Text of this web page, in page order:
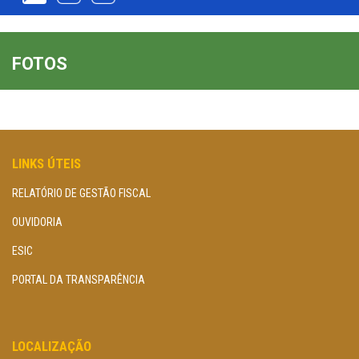
FOTOS
LINKS ÚTEIS
RELATÓRIO DE GESTÃO FISCAL
OUVIDORIA
ESIC
PORTAL DA TRANSPARÊNCIA
LOCALIZAÇÃO